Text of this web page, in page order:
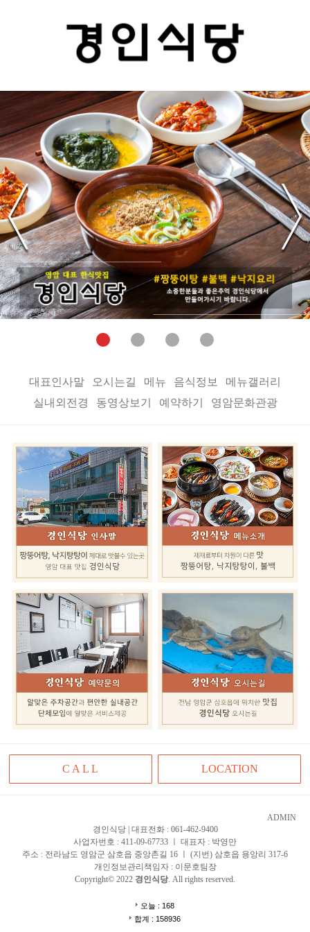
대표인사말 오시는길 메뉴 음식정보
메뉴갤러리
실내외전경
동영상보기 예약하기 영암문화관광
C A L L LOCATION
ADMIN
경인식당 | 대표전화 : 061-462-9400
사업자번호 : 411-09-67733 ㅣ 대표자 : 박영만
주소 : 전라남도 영암군 삼호읍 중앙촌길 16 ㅣ (지번) 삼호읍 용앙리 317-6
개인정보관리책임자 : 이문호팀장
Copyright© 2022 경인식당. All rights reserved.
오늘 : 168
합계 : 158936